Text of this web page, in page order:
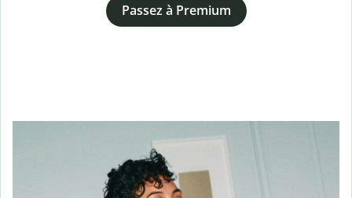
Passez à Premium